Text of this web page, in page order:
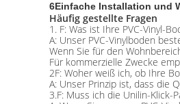
6Einfache Installation und
Häufig gestellte Fragen
1. F: Was ist Ihre PVC-Vinyl-
A: Unser PVC-Vinylboden
Wenn Sie für den
Für kommerzielle Zwecke
2F: Woher weiß ich, ob Ihre
A: Unser Prinzip ist, dass die
3.F: Muss ich die Unilin-Klick-